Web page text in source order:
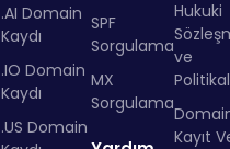
.AI Domain
Kaydı
.IO Domain
Kaydı
.US Domain
SPF
Sorgulama
MX
Sorgulama
Hukuki
ve
Kayıt